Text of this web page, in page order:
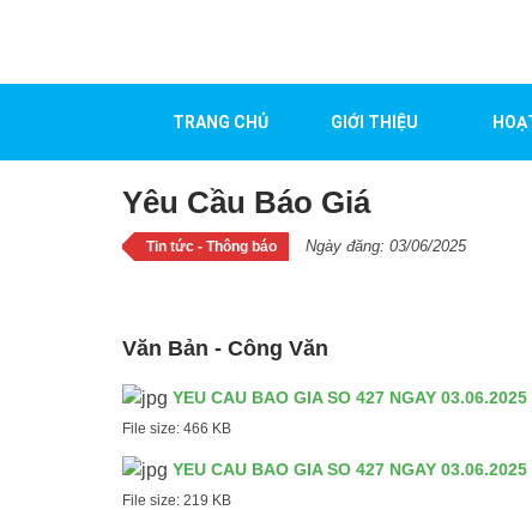
TRANG CHỦ GIỚI THIỆU
Yêu Cầu Báo Giá
Yêu Cầu Báo Giá
Tin tức - Thông báo Ngày đăng: 03/06/2025
Văn Bản - Công Văn
YEU CAU BAO GIA SO 427 NGAY
File size: 466 KB
YEU CAU BAO GIA SO 427 NGAY
File size: 219 KB